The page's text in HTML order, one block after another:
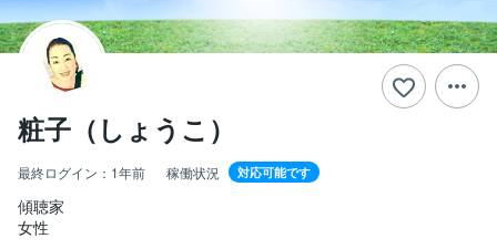
粧子（しょうこ）
最終ログイン： 1年前 稼働状況 対応可能です
傾聴家
女性